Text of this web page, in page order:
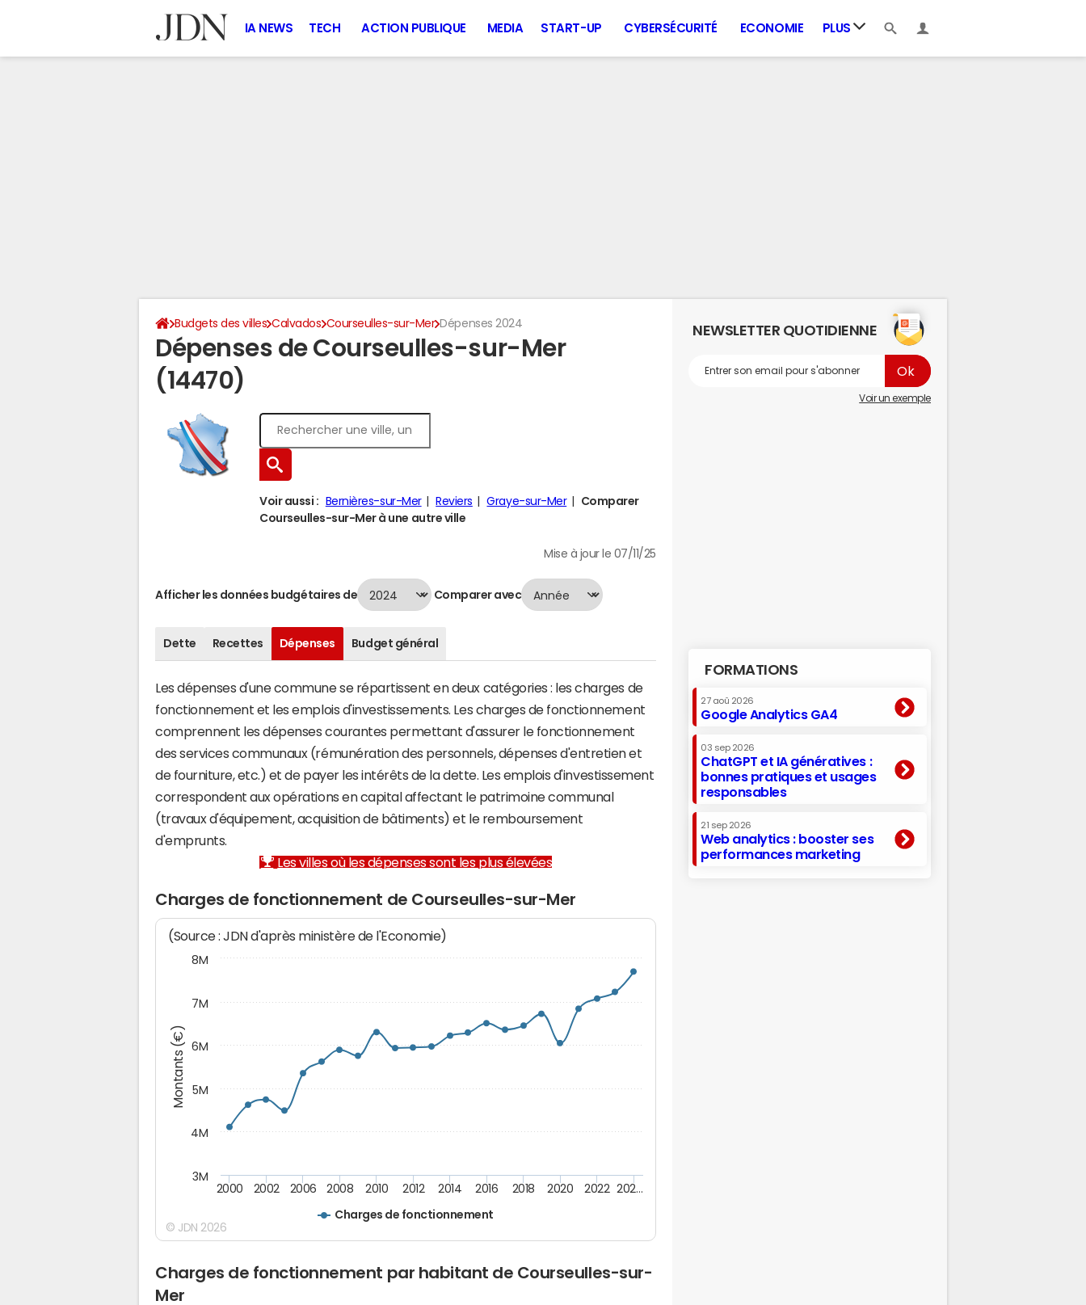
IA NEWS TECH ACTION PUBLIQUE MEDIA START-UP CYBERSÉCURITÉ ECONOMIE PLUS
Budgets des villes Calvados Courseulles-sur-Mer Dépenses 2024
Dépenses de Courseulles-sur-Mer
(14470)
Voir aussi : Bernières-sur-Mer Reviers Graye-sur-Mer
Comparer
Courseulles-sur-Mer à une autre ville
Mise à jour le 07/11/25
Afficher les données budgétaires de Comparer avec
Dette Recettes Dépenses Budget général
Les dépenses d'une commune se répartissent en deux catégories : les charges de
fonctionnement et les emplois d'investissements. Les charges de fonctionnement
comprennent les dépenses courantes permettant d'assurer le fonctionnement
des services communaux (rémunération des personnels, dépenses d'entretien et
de fourniture, etc.) et de payer les intérêts de la dette. Les emplois d'investissement
correspondent aux opérations en capital affectant le patrimoine communal
(travaux d'équipement, acquisition de bâtiments) et le remboursement
d'emprunts.
Les villes où les dépenses sont les plus élevées
Charges de fonctionnement de Courseulles-sur-Mer
Montants (€)
(Source : JDN d'après ministère de l'Economie)
Charges de fonctionnement
2000 2002 2006 2008 2010 2012 2014 2016 2018 2020 2022 202…
3M
4M
5M
6M
7M
8M
© JDN 2026
Charges de fonctionnement par habitant de Courseulles-sur-
Mer
NEWSLETTER QUOTIDIENNE
Voir un exemple
FORMATIONS
27 aoû 2026
Google Analytics GA4
03 sep 2026
ChatGPT et IA génératives :
bonnes pratiques et usages
responsables
21 sep 2026
Web analytics : booster ses
performances marketing